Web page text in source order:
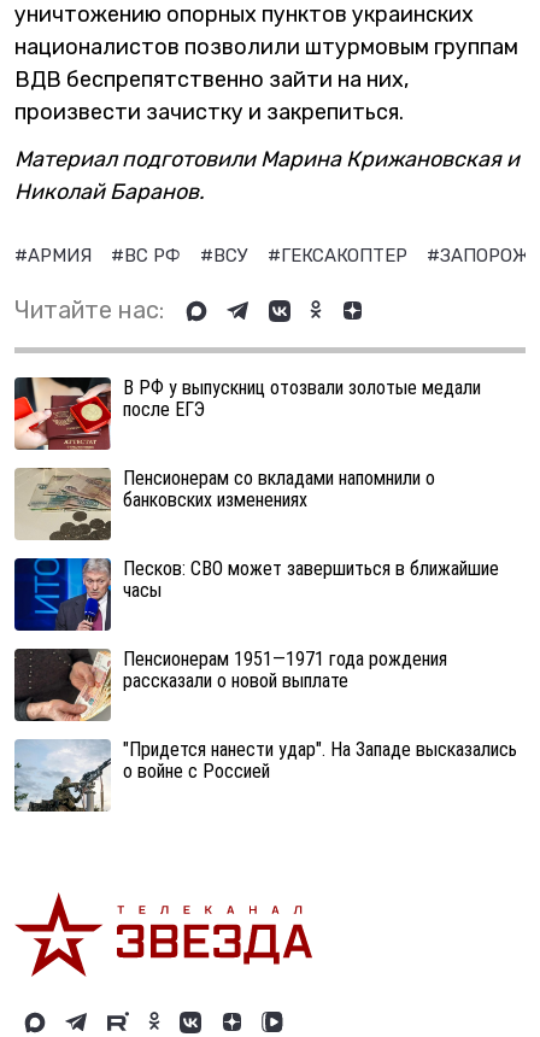
уничтожению опорных пунктов украинских
националистов позволили штурмовым группам
ВДВ беспрепятственно зайти на них,
произвести зачистку и закрепиться.
Материал подготовили Марина Крижановская и
Николай Баранов.
#АРМИЯ #ВС РФ #ВСУ #ГЕКСАКОПТЕР
Читайте нас:
В РФ у выпускниц отозвали золотые медали
после ЕГЭ
Пенсионерам со вкладами напомнили о
банковских изменениях
Песков: СВО может завершиться в ближайшие
часы
Пенсионерам 1951—1971 года рождения
рассказали о новой выплате
"Придется нанести удар". На Западе высказались
о войне с Россией